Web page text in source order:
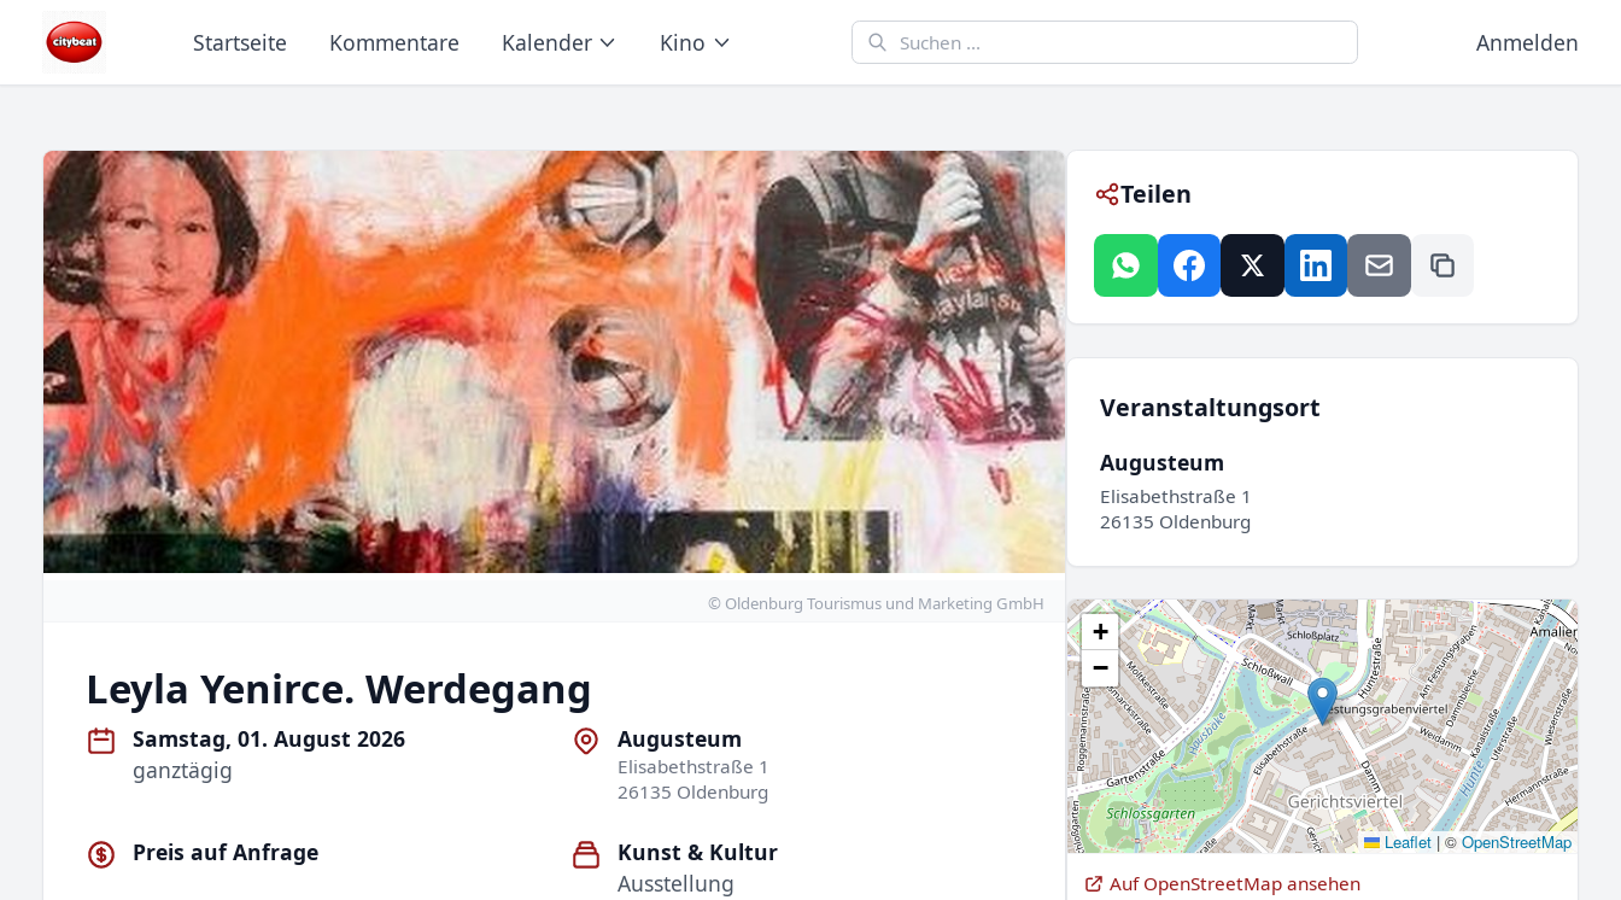
Startseite Kommentare Kalender Kino Anmelden
© Oldenburg Tourismus und Marketing GmbH
Leyla Yenirce. Werdegang
Samstag, 01. August 2026
ganztägig
Augusteum
Elisabethstraße 1
26135 Oldenburg
Preis auf Anfrage
Kunst & Kultur
Ausstellung
Teilen
Veranstaltungsort
Augusteum
Elisabethstraße 1
26135 Oldenburg
+
−
Leaflet |© OpenStreetMap
Auf OpenStreetMap ansehen